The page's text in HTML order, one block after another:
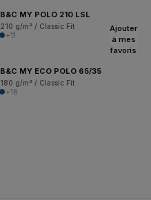
B&C MY POLO 210 LSL
210 g/m² / Classic Fit
+11
Ajouter
à mes
favoris
B&C MY ECO POLO 65/35
180 g/m² / Classic Fit
+16